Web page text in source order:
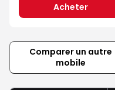
Acheter
Comparer un autre
mobile